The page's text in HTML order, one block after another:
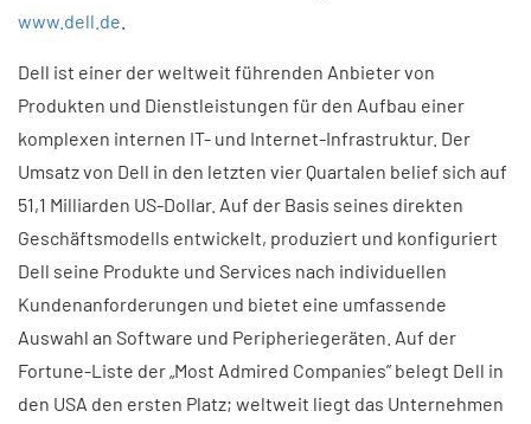
www.dell.de
Dell ist einer der weltweit führenden Anbieter von
Produkten und Dienstleistungen für den Aufbau einer
komplexen internen IT- und Internet-Infrastruktur. Der
Umsatz von Dell in den letzten vier Quartalen belief sich auf
51,1 Milliarden US-Dollar. Auf der Basis seines direkten
Geschäftsmodells entwickelt, produziert und konfiguriert
Dell seine Produkte und Services nach individuellen
Kundenanforderungen und bietet eine umfassende
Auswahl an Software und Peripheriegeräten. Auf der
Fortune-Liste der „Most Admired Companies” belegt Dell in
den USA den ersten Platz; weltweit liegt das Unternehmen